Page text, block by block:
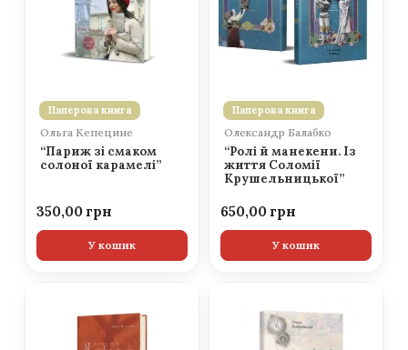
Паперова книга
Ольга Кепецине
“Париж зі смаком
солоної карамелі”
350,00
У кошик
Паперова книга
Олександр Балабко
“Ролі й манекени. Із
життя Соломії
Крушельницької”
650,00
У кошик